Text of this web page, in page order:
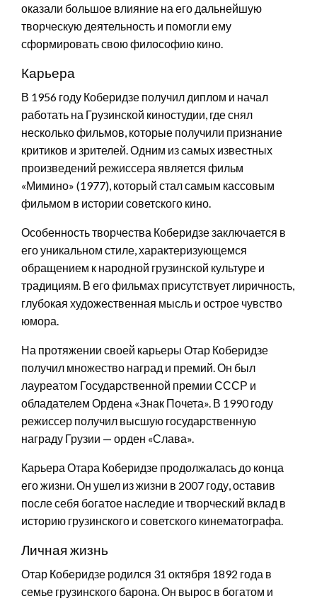
оказали большое влияние на его дальнейшую
творческую деятельность и помогли ему
сформировать свою философию кино.
Карьера
В 1956 году Коберидзе получил диплом и начал
работать на Грузинской киностудии, где снял
несколько фильмов, которые получили признание
критиков и зрителей. Одним из самых известных
произведений режиссера является фильм
«Мимино» (1977), который стал самым кассовым
фильмом в истории советского кино.
Особенность творчества Коберидзе заключается в
его уникальном стиле, характеризующемся
обращением к народной грузинской культуре и
традициям. В его фильмах присутствует лиричность,
глубокая художественная мысль и острое чувство
юмора.
На протяжении своей карьеры Отар Коберидзе
получил множество наград и премий. Он был
лауреатом Государственной премии СССР и
обладателем Ордена «Знак Почета». В 1990 году
режиссер получил высшую государственную
награду Грузии — орден «Слава».
Карьера Отара Коберидзе продолжалась до конца
его жизни. Он ушел из жизни в 2007 году, оставив
после себя богатое наследие и творческий вклад в
историю грузинского и советского кинематографа.
Личная жизнь
Отар Коберидзе родился 31 октября 1892 года в
семье грузинского барона. Он вырос в богатом и